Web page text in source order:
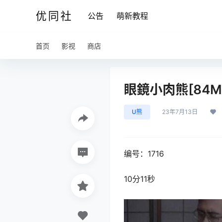
优同社 公告 萌新教程
首页 影视 商店
眼鏡小肉熊
U熊 23年7月13日
编号：1716
10分11秒